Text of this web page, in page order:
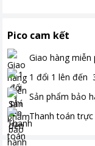
Pico cam kết
Giao hàng miễn
1 đổi 1 lên đến
Sản phẩm bảo
Thanh toán trực